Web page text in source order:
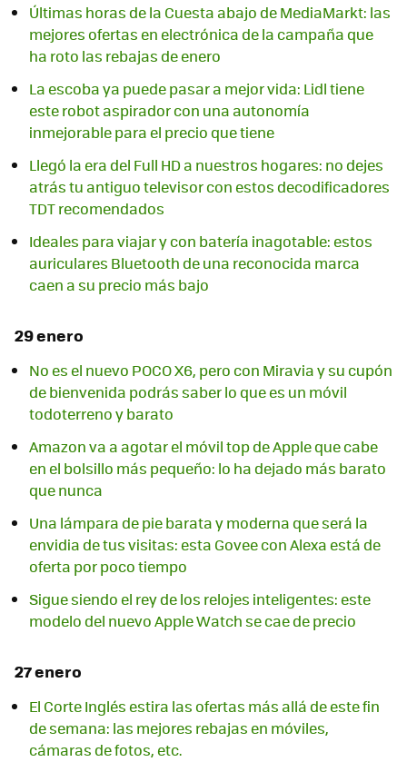
Últimas horas de la Cuesta abajo de MediaMarkt: las
mejores ofertas en electrónica de la campaña que
ha roto las rebajas de enero
La escoba ya puede pasar a mejor vida: Lidl tiene
este robot aspirador con una autonomía
inmejorable para el precio que tiene
Llegó la era del Full HD a nuestros hogares: no dejes
atrás tu antiguo televisor con estos decodificadores
TDT recomendados
Ideales para viajar y con batería inagotable: estos
auriculares Bluetooth de una reconocida marca
caen a su precio más bajo
29 enero
No es el nuevo POCO X6, pero con Miravia y su cupón
de bienvenida podrás saber lo que es un móvil
todoterreno y barato
Amazon va a agotar el móvil top de Apple que cabe
en el bolsillo más pequeño: lo ha dejado más barato
que nunca
Una lámpara de pie barata y moderna que será la
envidia de tus visitas: esta Govee con Alexa está de
oferta por poco tiempo
Sigue siendo el rey de los relojes inteligentes: este
modelo del nuevo Apple Watch se cae de precio
27 enero
El Corte Inglés estira las ofertas más allá de este fin
de semana: las mejores rebajas en móviles,
cámaras de fotos, etc.